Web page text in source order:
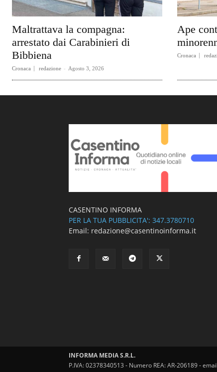
Maltrattava la compagna:
arrestato dai Carabinieri di
Bibbiena
Cronaca redazione - Agosto 3, 2026
Ape
Cronaca
CASENTINO INFORMA
PER LA TUA PUBBLICITA': 347.3780710
Email: redazione@casentinoinforma.it
INFORMA MEDIA S.R.L.
P.IVA: 02378340513 - Numero REA: AR-206189 -